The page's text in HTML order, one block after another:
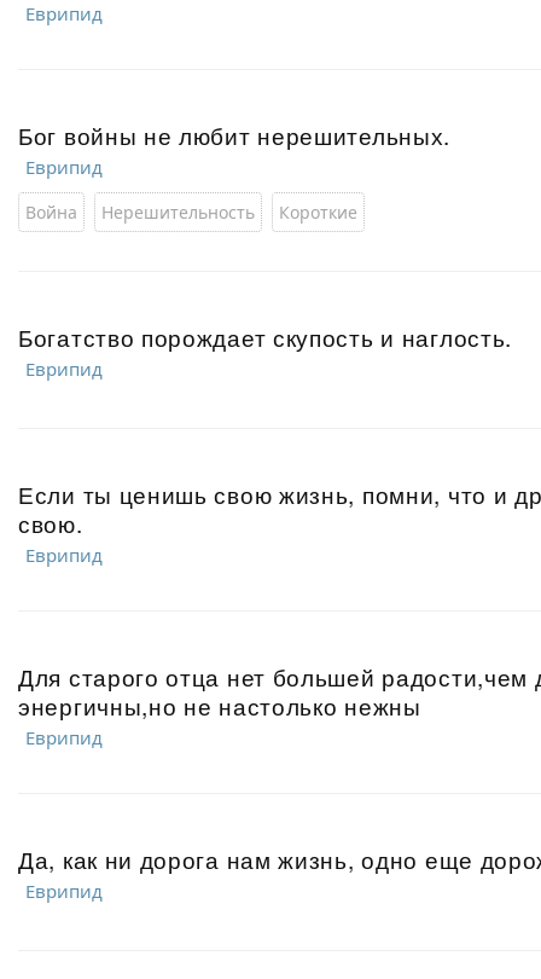
Еврипид
Бог войны не любит нерешительных.
Еврипид
Война Нерешительность Короткие
Богатство порождает скупость и наглость.
Еврипид
Если ты ценишь свою жизнь, помни, что и
свою.
Еврипид
Для старого отца нет большей
энергичны,но не настолько нежны
Еврипид
Да, как ни дорога нам жизнь, одно еще
Еврипид